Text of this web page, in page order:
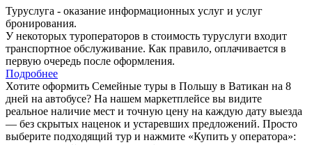
Туруслуга - оказание информационных услуг и услуг
бронирования.
У некоторых туроператоров в стоимость туруслуги входит
транспортное обслуживание. Как правило, оплачивается в
первую очередь после оформления.
Подробнее
Хотите оформить Семейные туры в Польшу в Ватикан на 8
дней на автобусе? На нашем маркетплейсе вы видите
реальное наличие мест и точную цену на каждую дату выезда
— без скрытых наценок и устаревших предложений. Просто
выберите подходящий тур и нажмите «Купить у оператора»: